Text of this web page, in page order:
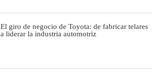
El giro de negocio de Toyota: de fabricar telares
a liderar la industria automotriz